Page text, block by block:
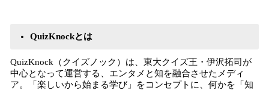
QuizKnockとは
QuizKnock（クイズノック）は、東大クイズ王・伊沢拓司が
中心となって運営する、エンタメと知を融合させたメディ
ア。「楽しいから始まる学び」をコンセプトに、何かを「知